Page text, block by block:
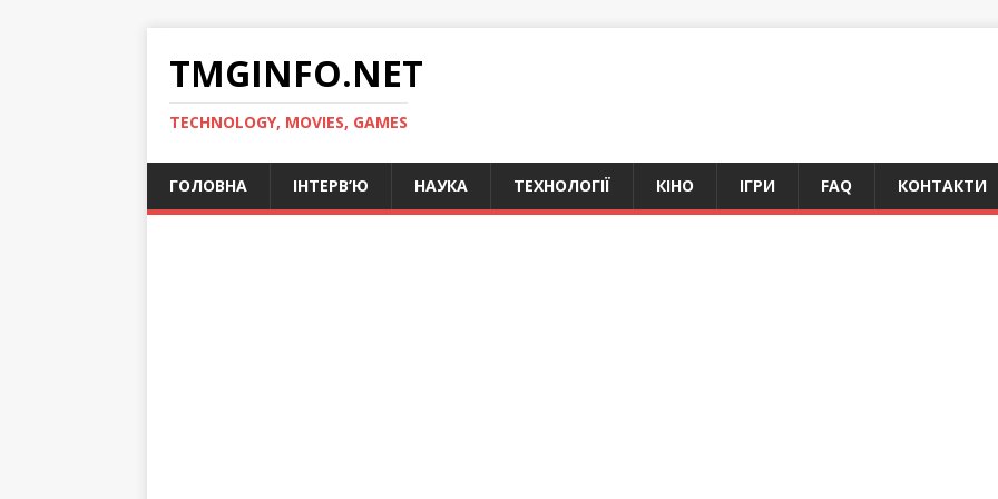
TMGINFO.NET
ТECHNOLOGY, MOVIES, GAMES
ГОЛОВНА ІНТЕРВ’Ю НАУКА ТЕХНОЛОГІЇ КІНО ІГРИ FAQ КОНТАКТИ